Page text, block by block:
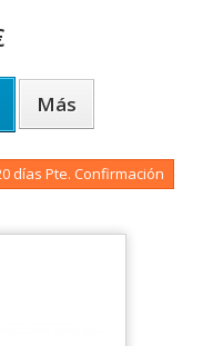
Más
días Pte. Confirmación